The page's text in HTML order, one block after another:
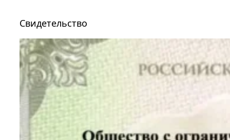
Свидетельство